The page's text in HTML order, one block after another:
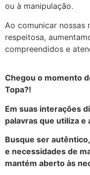
ou à manipulação.
Ao comunicar nossas
respeitosa,
compreendidos e
Chegou o momento
Topa?!
Em suas interações
palavras que utiliza e
Busque ser
e necessidades de
mantém aberto às